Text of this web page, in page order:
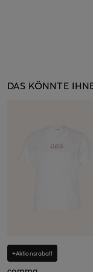
DAS KÖNNTE
+Aktionsrabatt